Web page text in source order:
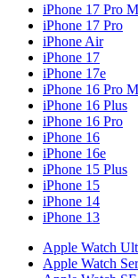
iPhone 17 Pro
iPhone 17 Pro
iPhone Air
iPhone 17
iPhone 17e
iPhone 16 Pro
iPhone 16 Plus
iPhone 16 Pro
iPhone 16
iPhone 16e
iPhone 15 Plus
iPhone 15
iPhone 14
iPhone 13
Apple Watch
Apple Watch